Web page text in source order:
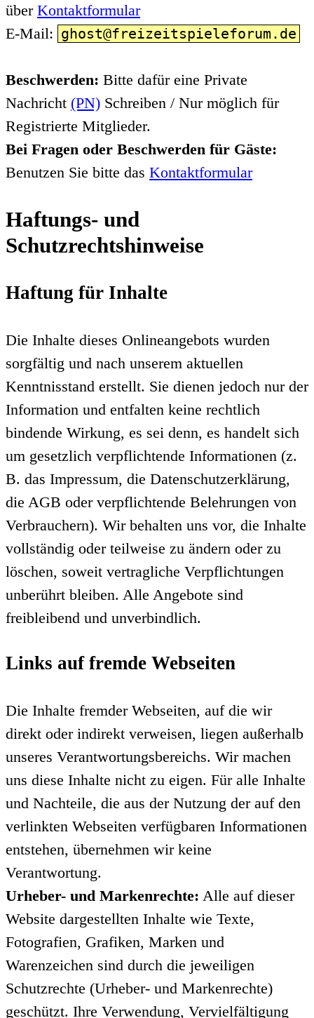
über Kontaktformular
E-Mail: ghost@freizeitspieleforum.de
Beschwerden: Bitte dafür eine Private
Nachricht (PN) Schreiben / Nur möglich für
Registrierte Mitglieder.
Bei Fragen oder Beschwerden für Gäste:
Benutzen Sie bitte das Kontaktformular
Haftungs- und
Schutzrechtshinweise
Haftung für Inhalte
Die Inhalte dieses Onlineangebots wurden
sorgfältig und nach unserem aktuellen
Kenntnisstand erstellt. Sie dienen jedoch nur der
Information und entfalten keine rechtlich
bindende Wirkung, es sei denn, es handelt sich
um gesetzlich verpflichtende Informationen (z.
B. das Impressum, die Datenschutzerklärung,
die AGB oder verpflichtende Belehrungen von
Verbrauchern). Wir behalten uns vor, die Inhalte
vollständig oder teilweise zu ändern oder zu
löschen, soweit vertragliche Verpflichtungen
unberührt bleiben. Alle Angebote sind
freibleibend und unverbindlich.
Links auf fremde Webseiten
Die Inhalte fremder Webseiten, auf die wir
direkt oder indirekt verweisen, liegen außerhalb
unseres Verantwortungsbereichs. Wir machen
uns diese Inhalte nicht zu eigen. Für alle Inhalte
und Nachteile, die aus der Nutzung der auf den
verlinkten Webseiten verfügbaren Informationen
entstehen, übernehmen wir keine
Verantwortung.
Urheber- und Markenrechte: Alle auf dieser
Website dargestellten Inhalte wie Texte,
Fotografien, Grafiken, Marken und
Warenzeichen sind durch die jeweiligen
Schutzrechte (Urheber- und Markenrechte)
geschützt. Ihre Verwendung, Vervielfältigung